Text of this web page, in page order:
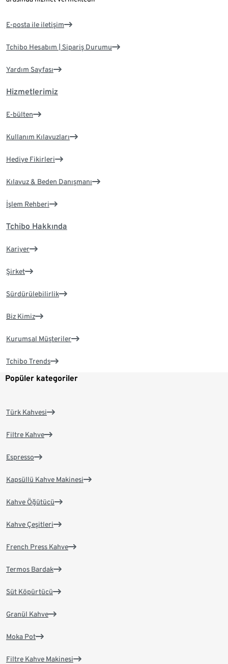
E-posta ile iletişim
Tchibo Hesabım | Sipariş Durumu
Yardım Sayfası
Hizmetlerimiz
E-bülten
Kullanım Kılavuzları
Hediye Fikirleri
Kılavuz & Beden Danışmanı
İşlem Rehberi
Tchibo Hakkında
Kariyer
Şirket
Sürdürülebilirlik
Biz Kimiz
Kurumsal Müşteriler
Tchibo Trends
Popüler kategoriler
Türk Kahvesi
Filtre Kahve
Espresso
Kapsüllü Kahve Makinesi
Kahve Öğütücü
Kahve Çeşitleri
French Press Kahve
Termos Bardak
Süt Köpürtücü
Granül Kahve
Moka Pot
Filtre Kahve Makinesi